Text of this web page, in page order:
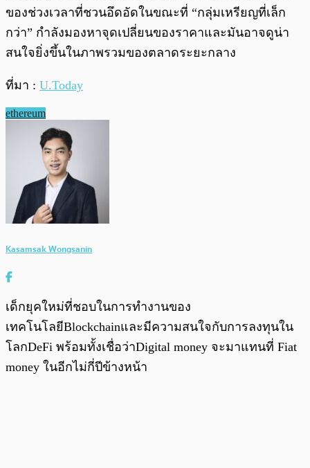
ของช่วงเวลาที่ชวนอึดอัดในขณะที่ “กลุ่มเหรียญที่เล็ก
กว่า” กำลังมองหาจุดเปลี่ยนของราคาและมันอาจดูน่า
สนใจยิ่งขึ้นในภาพรวมของตลาดระยะกลาง
ที่มา : U.Today
ethereum
Kasamsak Wongsanin
เด็กยุคใหม่ที่ชอบในการทำงานของ
เทคโนโลยีBlockchainและมีความสนใจกับการลงทุนใน
โลกDeFi พร้อมทั้งเชื่อว่าDigital money จะมาแทนที่ Fiat
money ในอีกไม่กี่ปีข้างหน้า